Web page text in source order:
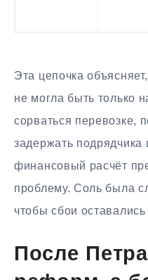
Эта цепочка
не могла быть только
сорваться перевозке,
задержать
финансовый расчёт
проблему. Соль была
чтобы сбои
После